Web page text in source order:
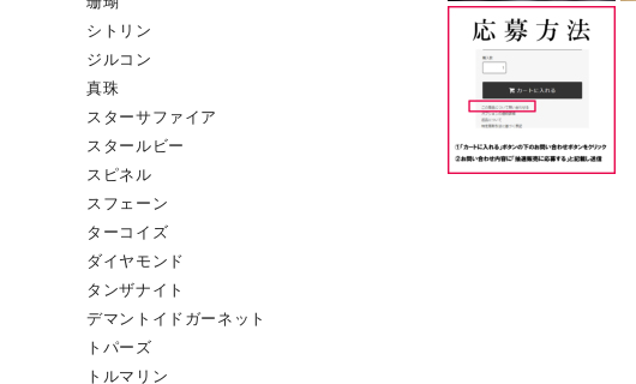
シトリン
ジルコン
真珠
スターサファイア
スタールビー
スピネル
スフェーン
ターコイズ
ダイヤモンド
タンザナイト
デマントイドガーネット
トパーズ
トルマリン